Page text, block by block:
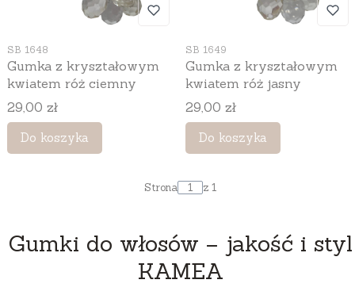
Kod produktu
SB 1648
Gumka z kryształowym
kwiatem róż ciemny
Cena
29,00 zł
Do koszyka
Kod produktu
SB 1649
Gumka z kryształowym
kwiatem róż jasny
Cena
29,00 zł
Do koszyka
Strona z 1
Gumki do włosów – jakość i styl
KAMEA